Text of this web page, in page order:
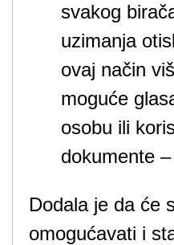
svakog
uzimanja
ovaj način
moguće
osobu ili
dokumente
Dodala je da će
omogućavati i